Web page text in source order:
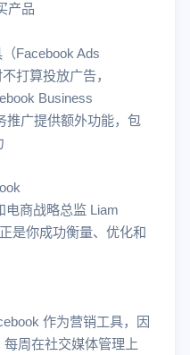
产品
Facebook Ads
打算投放广告，
Business
推广提供额外功能，包
电商战略总监 Liam
是你成功衡量、优化和
作为营销工具，因
周在社交媒体管理上